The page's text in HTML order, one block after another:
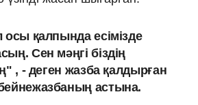
осы қалпында есімізде
Сен мәңгі біздің
, - деген жазба қалдырған
астына.